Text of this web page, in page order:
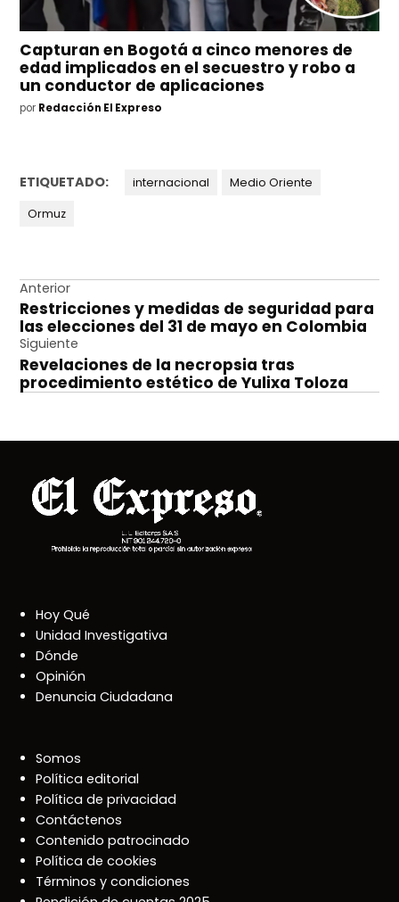
Capturan en Bogotá a cinco menores de
edad implicados en el secuestro y robo a
un conductor de aplicaciones
por Redacción El Expreso
ETIQUETADO: internacional Medio Oriente
Ormuz
Navegación
de
entradas
Anterior
Restricciones y medidas de seguridad para
las elecciones del 31 de mayo en Colombia
Siguiente
Revelaciones de la necropsia tras
procedimiento estético de Yulixa Toloza
Hoy Qué
Unidad Investigativa
Dónde
Opinión
Denuncia Ciudadana
Somos
Política editorial
Política de privacidad
Contáctenos
Contenido patrocinado
Política de cookies
Términos y condiciones